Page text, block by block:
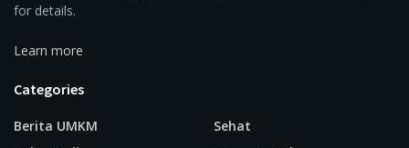
for details.
Learn more
Categories
Berita UMKM
Sehat